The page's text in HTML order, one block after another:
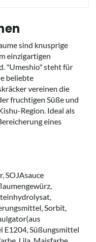
sind knusprige
einzigartigen
"Umeshio" steht für
beliebte
vereinen die
fruchtigen Süße und
Region. Ideal als
eines
SOJAsauce
Sorbit,
E1204, Süßungsmittel